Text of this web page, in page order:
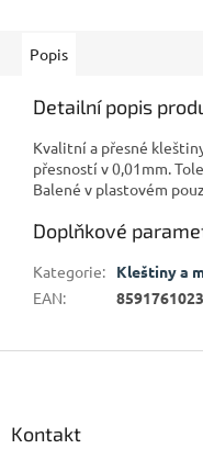
Popis
Detailní popis
Kvalitní a přesné
přesností v 0,01mm.
Balené v plastovém
Doplňkové
Kategorie:
Kleštiny a
EAN:
Kontakt